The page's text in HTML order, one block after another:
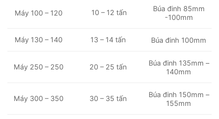
Máy 100 – 120 10 – 12 tấn
Búa đinh 85mm
-100mm
Máy 130 – 140 13 – 14 tấn Búa đinh 100mm
Máy 250 – 250 20 – 25 tấn
Búa đinh 135mm –
140mm
Máy 300 – 350 30 – 35 tấn
Búa đinh 150mm –
155mm